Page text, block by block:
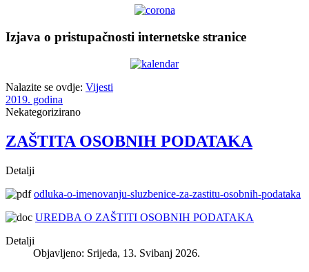
Izjava o pristupačnosti internetske stranice
Nalazite se ovdje: Vijesti
2019. godina
Nekategorizirano
ZAŠTITA OSOBNIH PODATAKA
Detalji
odluka-o-imenovanju-sluzbenice-za-zastitu-osobnih-podataka
UREDBA O ZAŠTITI OSOBNIH PODATAKA
Detalji
Objavljeno: Srijeda, 13. Svibanj 2026.